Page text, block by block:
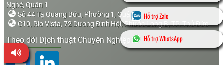
Nghé, Quận 1
Số 44 Tạ Quang Bửu, Phường 1, Quận 8
C10, Rio Vista, 72 Dương Đình Hội, Phước Long B, TP. Thủ Đức
Theo dõi Dịch thuật Chuyên Nghiệp
Hỗ trợ Zalo
Hỗ trợ WhatsApp